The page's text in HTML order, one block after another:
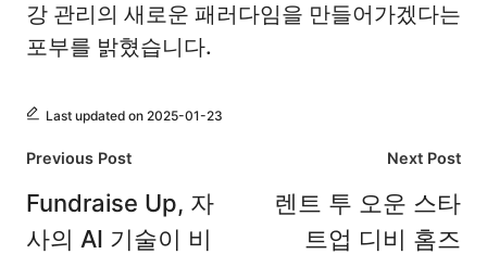
강 관리의 새로운 패러다임을 만들어가겠다는
포부를 밝혔습니다.
Last updated on 2025-01-23
Post
navigation
Previous Post
Fundraise Up, 자
사의 AI 기술이 비
Next Post
렌트 투 오운 스타
트업 디비 홈즈